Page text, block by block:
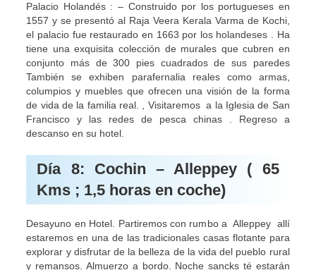
Palacio Holandés : – Construido por los portugueses en
1557 y se presentó al Raja Veera Kerala Varma de Kochi,
el palacio fue restaurado en 1663 por los holandeses . Ha
tiene una exquisita colección de murales que cubren en
conjunto más de 300 pies cuadrados de sus paredes
También se exhiben parafernalia reales como armas,
columpios y muebles que ofrecen una visión de la forma
de vida de la familia real. , Visitaremos a la Iglesia de San
Francisco y las redes de pesca chinas . Regreso a
descanso en su hotel.
Día 8: Cochin – Alleppey ( 65
Kms ; 1,5 horas en coche)
Desayuno en Hotel. Partiremos con rumbo a Alleppey allí
estaremos en una de las tradicionales casas flotante para
explorar y disfrutar de la belleza de la vida del pueblo rural
y remansos. Almuerzo a bordo. Noche sancks té estarán